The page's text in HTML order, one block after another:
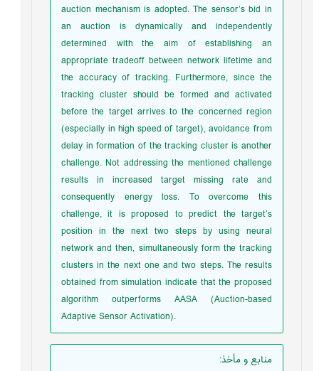
auction mechanism is adopted. The sensor’s bid in
an auction is dynamically and independently
determined with the aim of establishing an
appropriate tradeoff between network lifetime and
the accuracy of tracking. Furthermore, since the
tracking cluster should be formed and activated
before the target arrives to the concerned region
(especially in high speed of target), avoidance from
delay in formation of the tracking cluster is another
challenge. Not addressing the mentioned challenge
results in increased target missing rate and
consequently energy loss. To overcome this
challenge, it is proposed to predict the target’s
position in the next two steps by using neural
network and then, simultaneously form the tracking
clusters in the next one and two steps. The results
obtained from simulation indicate that the proposed
algorithm outperforms AASA (Auction-based
Adaptive Sensor Activation).
منابع و مأخذ: